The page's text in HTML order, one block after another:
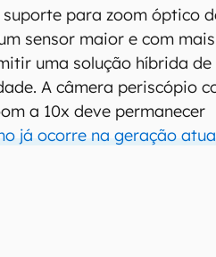
para zoom óptico
sensor maior e com mais
uma solução híbrida de
A câmera periscópio
a 10x deve permanecer
já ocorre na geração